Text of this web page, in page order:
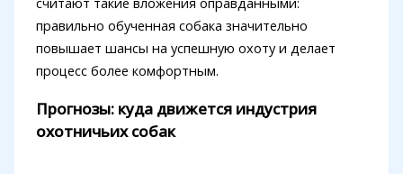
правильно обученная собака значительно
повышает шансы на успешную охоту и делает
процесс более комфортным.
Прогнозы: куда движется индустрия
охотничьих собак